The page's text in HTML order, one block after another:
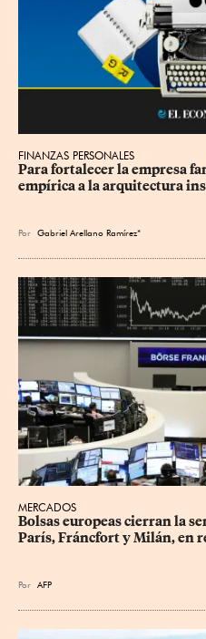
FINANZAS PERSONALES
Para fortalecer la empresa
empírica a la arquitectura
Por Gabriel Arellano Ramírez*
MERCADOS
Bolsas europeas cierran la
París, Fráncfort y Milán, en
Por AFP